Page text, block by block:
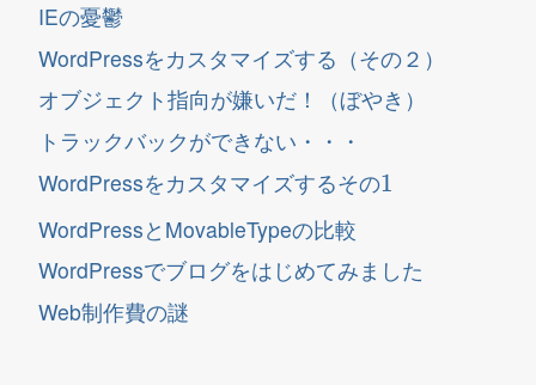
IEの憂鬱
WordPressをカスタマイズする（その２）
オブジェクト指向が嫌いだ！（ぼやき）
トラックバックができない・・・
WordPressをカスタマイズする
そ の
WordPressとMovableTypeの比較
WordPressでブログをはじめてみました
Web制作費の謎